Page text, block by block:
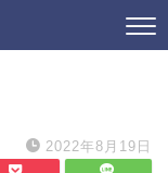
2022年8月19日